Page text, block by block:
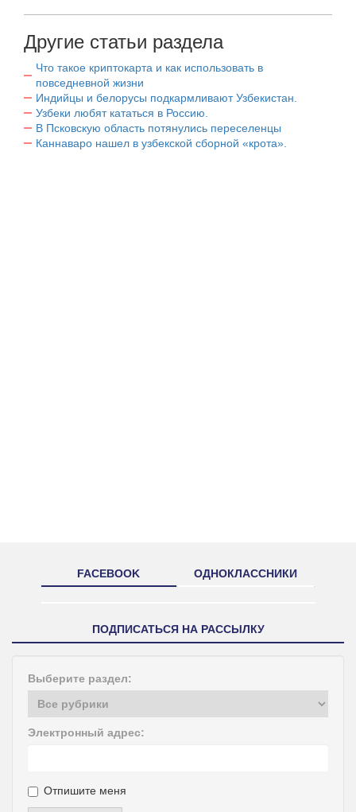
Другие статьи раздела
Что такое криптокарта и как использовать в
повседневной жизни
Индийцы и белорусы подкармливают Узбекистан.
Узбеки любят кататься в Россию.
В Псковскую область потянулись переселенцы
Каннаваро нашел в узбекской сборной «крота».
FACEBOOK ОДНОКЛАССНИКИ
ПОДПИСАТЬСЯ НА РАССЫЛКУ
Выберите раздел:
Электронный адрес:
Отпишите меня